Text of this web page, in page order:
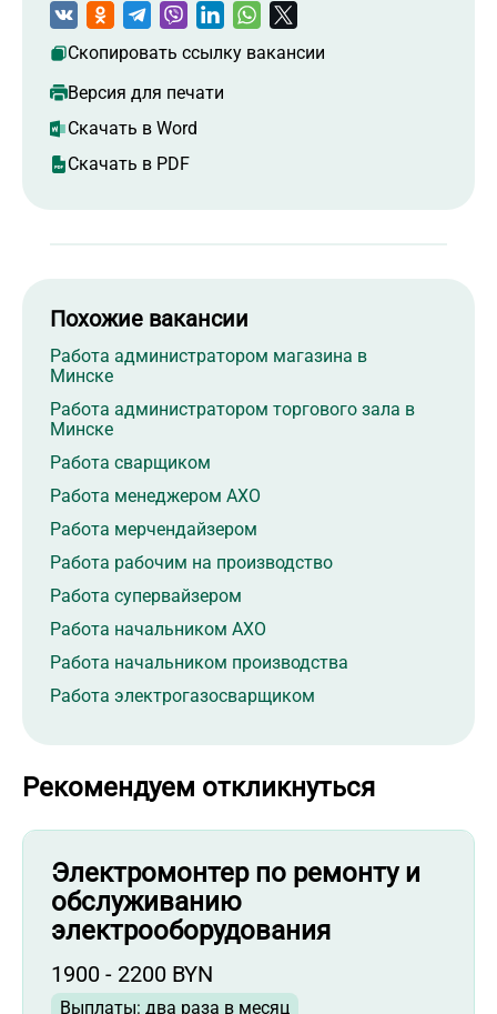
Скопировать ссылку вакансии
Версия для печати
Скачать в Word
Скачать в PDF
Похожие вакансии
Работа администратором магазина в
Минске
Работа администратором торгового зала в
Минске
Работа сварщиком
Работа менеджером АХО
Работа мерчендайзером
Работа рабочим на производство
Работа супервайзером
Работа начальником АХО
Работа начальником производства
Работа электрогазосварщиком
Работа специалистом АХО
Работа начальником склада
Работа сортировщиком
Работа товароведом
Работа инженером по качеству
Работа продавцом-консультантом в
торговый центр
Рекомендуем откликнуться
Электромонтер по ремонту и
обслуживанию
электрооборудования
1900 - 2200 BYN
Выплаты: два раза в месяц